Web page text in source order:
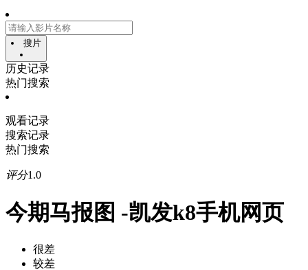
搜片
历史记录
热门搜索
观看记录
搜索记录
热门搜索
评分1.0
今期马报图 -凯发k8手机网页
很差
较差